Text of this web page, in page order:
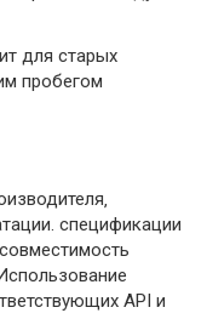
для старых
пробегом
спецификации
API и